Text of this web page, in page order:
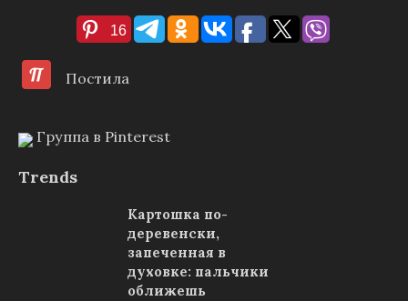
16
Постила
Группа в Pinterest
Trends
Картошка по-
деревенски,
запеченная в
духовке: пальчики
оближешь